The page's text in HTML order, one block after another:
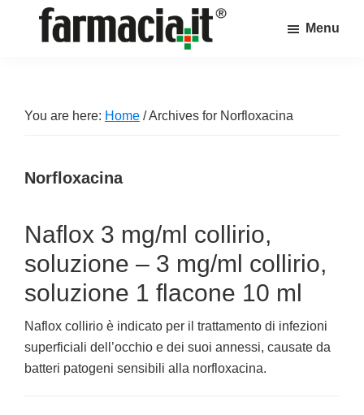
sul
farmacia
Menu
You are here: Home /Archives for Norfloxacina
Norfloxacina
Naflox 3 mg/ml collirio,
soluzione – 3 mg/ml collirio,
soluzione 1 flacone 10 ml
Naflox collirio è indicato per il trattamento di infezioni
superficiali dell’occhio e dei suoi annessi, causate da
batteri patogeni sensibili alla norfloxacina.